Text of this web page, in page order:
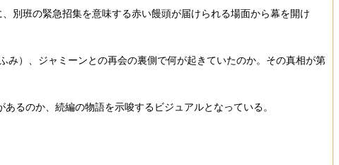
別班の緊急招集を意味する赤い饅頭が届けられる場面から幕を開け
）、ジャミーンとの再会の裏側で何が起きていたのか。その真相が第
るのか、続編の物語を示唆するビジュアルとなっている。